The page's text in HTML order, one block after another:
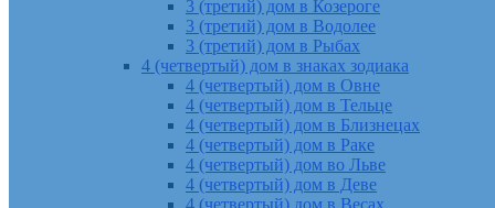
3 (третий) дом в Козероге
3 (третий) дом в Водолее
3 (третий) дом в Рыбах
4 (четвертый) дом в знаках зодиака
4 (четвертый) дом в Овне
4 (четвертый) дом в Тельце
4 (четвертый) дом в Близнецах
4 (четвертый) дом в Раке
4 (четвертый) дом во Льве
4 (четвертый) дом в Деве
4 (четвертый) дом в Весах